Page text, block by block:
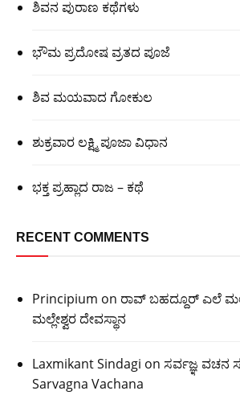
ಶಿವನ ಪುರಾಣ ಕಥೆಗಳು
ಭೌಮ ಪ್ರದೋಷ ವ್ರತದ ಪೂಜೆ
ಶಿವ ಮಯವಾದ ಗೋಕುಲ
ಶುಕ್ರವಾರ ಲಕ್ಷ್ಮಿ ಪೂಜಾ ವಿಧಾನ
ಭಕ್ತ ಪ್ರಹ್ಲಾದ ರಾಜ – ಕಥೆ
RECENT COMMENTS
Principium on ರಾವ್ ಬಹದ್ದೂರ್ ಎಲೆ
ಮಲ್ಲೇಶ್ವರ ದೇವಸ್ಥಾನ
Laxmikant Sindagi on ಸರ್ವಜ್ಞ ವಚನ
Sarvagna Vachana